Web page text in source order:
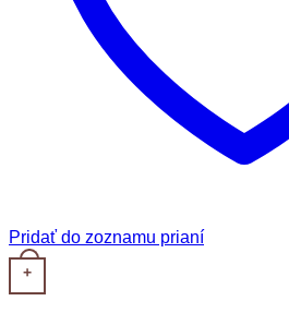
Pridať do zoznamu prianí
+